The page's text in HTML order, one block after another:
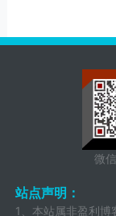
微
站点声明：
1、本站属非盈利